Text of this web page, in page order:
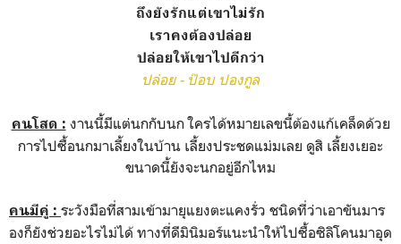
ถึงยังรักแต่เขาไม่รัก
เราคงต้องปล่อย
ปล่อยให้เขาไปดีกว่า
ปล่อย - ป๊อบ ปองกูล
คนโสด : งานนี้มีแต่นกกับนก ใครได้หมายเลขนี้ต้องแก้เคล็ดด้วย
การไปซื้อนกมาเลี้ยงในบ้าน เลี้ยงประชดแม่มเลย ดูสิ เลี้ยงเยอะ
ขนาดนี้ยังจะนกอยู่อีกไหม
คนมีคู่ : ระวังมือที่สามเข้ามายุแยงตะแคงรั่ว ชนิดที่ว่าเอาขันมาร
องก็ยังช่วยอะไรไม่ได้ ทางที่ดีมินิมอร์แนะนำให้ไปซื้อซิลิโคนมาอุด